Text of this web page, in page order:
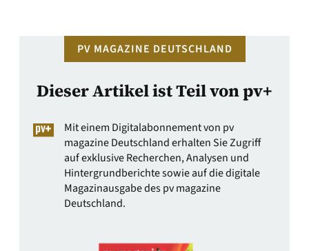
PV MAGAZINE DEUTSCHLAND
Dieser Artikel ist Teil von pv+
Mit einem Digitalabonnement von pv
magazine Deutschland erhalten Sie Zugriff
auf exklusive Recherchen, Analysen und
Hintergrundberichte sowie auf die digitale
Magazinausgabe des pv magazine
Deutschland.